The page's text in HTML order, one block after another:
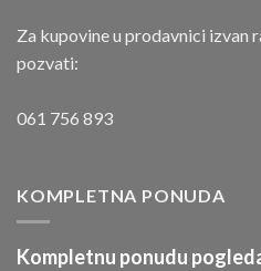
Za kupovine u prodavnici izvan
pozvati:
061 756 893
KOMPLETNA PONUDA
Kompletnu ponudu